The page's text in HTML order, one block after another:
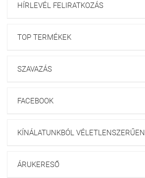
HÍRLEVÉL FELIRATKOZÁS
TOP TERMÉKEK
SZAVAZÁS
FACEBOOK
KÍNÁLATUNKBÓL VÉLETLENSZERŰEN
ÁRUKERESŐ